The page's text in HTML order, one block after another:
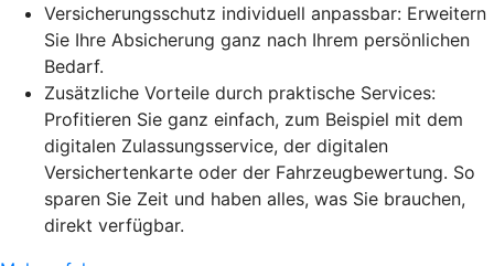
Versicherungsschutz individuell anpassbar: Erweitern
Sie Ihre Absicherung ganz nach Ihrem persönlichen
Bedarf.
Zusätzliche Vorteile durch praktische Services:
Profitieren Sie ganz einfach, zum Beispiel mit dem
digitalen Zulassungsservice, der digitalen
Versichertenkarte oder der Fahrzeugbewertung. So
sparen Sie Zeit und haben alles, was Sie brauchen,
direkt verfügbar.